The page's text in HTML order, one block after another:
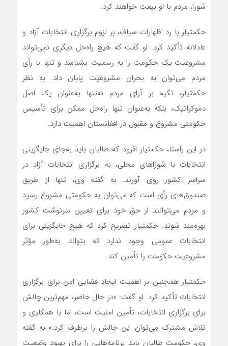
شورا، مردم با او بیعت خواهند کرد.
حکمتیار با رد اظهارات سیاف، بر لزوم برگزاری انتخابات آزاد و
عادلانه تأکید کرد. او گفت که هیچ راه‌حل دیگری نمی‌تواند
مشروعیت یک حکومت را به رسمیت بشناسد و تنها با رأی
مردم می‌توان به بحران مشروعیت پایان داد. به نظر
حکمتیار، تکیه بر آرای مردم نه‌تنها به‌عنوان یک اصل
دموکراتیک، بلکه به‌عنوان تنها راه‌حل ممکن برای تأسیس
حکومتی مشروع و مقبول در افغانستان اهمیت دارد.
در این راستا، حکمتیار افزود که طالبان باید به‌جای جایگزینی
انتخابات با شوراهای محلی، به برگزاری انتخابات آزاد در
سراسر کشور روی آورند. به گفته وی، تنها از طریق
صندوق‌های رأی است که می‌توان به حکومتی مشروع رسید
و مردم می‌توانند از حق خود برای تعیین سرنوشت کشور
بهره‌مند شوند. حکمتیار تصریح کرد که هیچ جایگزینی برای
انتخابات عمومی وجود ندارد که بتواند به‌طور مؤثر
مشروعیت حکومت را تأمین کند.
حکمتیار همچنین بر اهمیت ایجاد فضایی امن برای برگزاری
انتخابات تأکید کرد. او گفت: «در حال حاضر، مهم‌ترین چالش
برای برگزاری انتخابات، تأمین امنیت است، اما با همکاری و
تلاش مشترک می‌توان این چالش را برطرف کرد.» به گفته
وی، حکومت طالبان باید برنامه‌هایی را برای بهبود وضعیت